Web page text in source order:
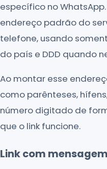
específico no
endereço padrão do
telefone, usando
do país e DDD quando
Ao montar esse
como parênteses,
número digitado de
que o link funcione.
Link com